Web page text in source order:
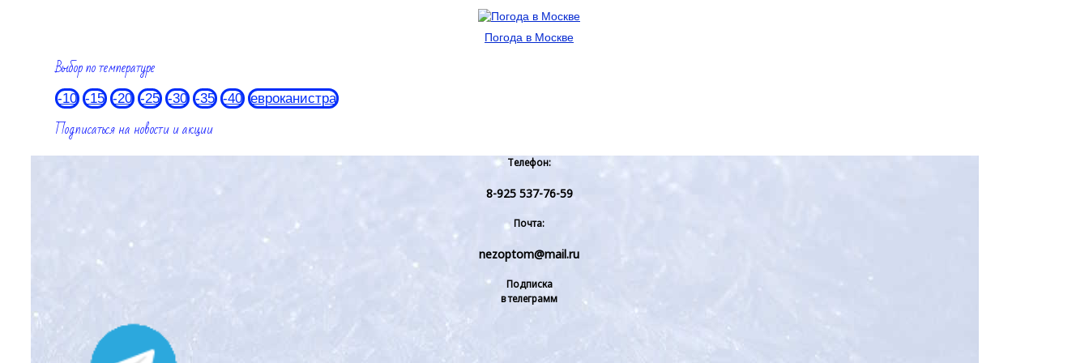
Погода в Москве
Выбор по температуре
-10 -15 -20 -25 -30 -35 -40 евроканистра
Подписаться на новости и акции
Телефон:
8-925 537-76-59
Почта:
nezoptom@mail.ru
Подписка
в телеграмм